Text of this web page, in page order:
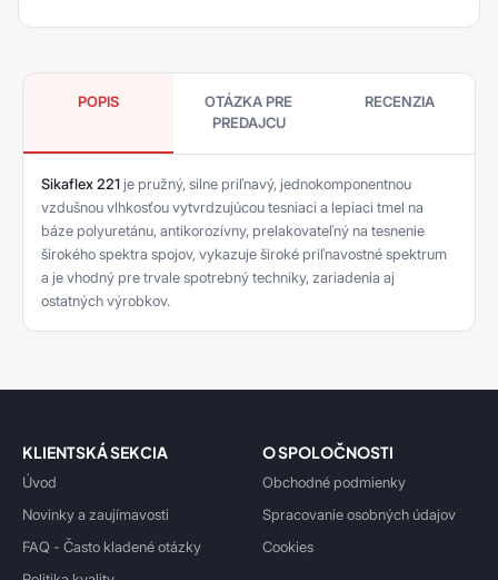
POPIS
OTÁZKA PRE
PREDAJCU
RECENZIA
Sikaflex 221 je pružný, silne priľnavý, jednokomponentnou
vzdušnou vlhkosťou vytvrdzujúcou tesniaci a lepiaci tmel na
báze polyuretánu, antikorozívny, prelakovateľný na tesnenie
širokého spektra spojov, vykazuje široké priľnavostné spektrum
a je vhodný pre trvale spotrebný techniky, zariadenia aj
ostatných výrobkov.
KLIENTSKÁ SEKCIA
Úvod
Novinky a zaujímavosti
FAQ - Často kladené otázky
O SPOLOČNOSTI
Obchodné podmienky
Spracovanie osobných údajov
Cookies